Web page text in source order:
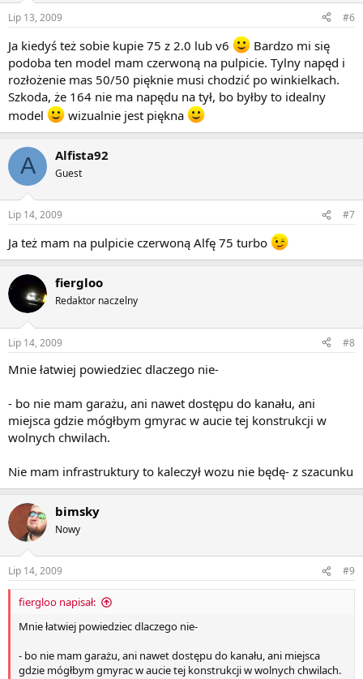
Lip 13, 2009 #6
Ja kiedyś też sobie kupie 75 z 2.0 lub v6
Bardzo mi się
podoba ten model mam czerwoną na pulpicie. Tylny napęd i
rozłożenie mas 50/50 pięknie musi chodzić po winkielkach.
Szkoda, że 164 nie ma napędu na tył, bo byłby to idealny
model
wizualnie jest piękna
A Alfista92
Guest
Lip 14, 2009 #7
Ja też mam na pulpicie czerwoną Alfę 75 turbo
fiergloo
Redaktor naczelny
Lip 14, 2009 #8
Mnie łatwiej powiedziec dlaczego nie-
- bo nie mam garażu, ani nawet dostępu do kanału, ani
miejsca gdzie mógłbym gmyrac w aucie tej konstrukcji w
wolnych chwilach.
Nie mam infrastruktury to kaleczył wozu nie będę- z szacunku
bimsky
Nowy
Lip 14, 2009 #9
fiergloo napisał:
Mnie łatwiej powiedziec dlaczego nie-
- bo nie mam garażu, ani nawet dostępu do kanału, ani miejsca
gdzie mógłbym gmyrac w aucie tej konstrukcji w wolnych chwilach.